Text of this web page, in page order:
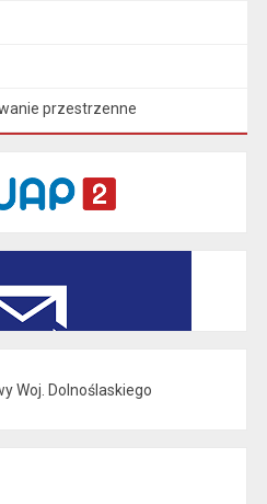
przestrzenne
Woj. Dolnoślaskiego